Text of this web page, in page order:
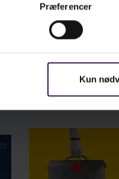
Præferencer
Kun
samarbejdet og lade
denne praksis.
og
uddannelseslærere.
Hun arbejder som
i
i Pædagogik og